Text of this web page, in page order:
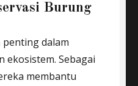
Burung
dalam
ekosistem. Sebagai
membantu